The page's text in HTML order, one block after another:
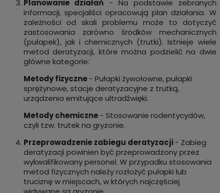
Planowanie działań - Na podstawie zebranych
informacji, specjaliści opracowują plan działania. W
zależności od skali problemu może to dotyczyć
zastosowania zarówno środków mechanicznych
(pułapek), jak i chemicznych (trutki). Istnieje wiele
metod deratyzacji, które można podzielić na dwie
główne kategorie:
Metody fizyczne- Pułapki żywołowne, pułapki
sprężynowe, stacje deratyzacyjne z trutką,
urządzenia emitujące ultradźwięki.
Metody chemiczne- Stosowanie rodentycydów,
czyli tzw. trutek na gryzonie.
Przeprowadzenie zabiegu deratyzacji- Zabieg
deratyzacji powinien być przeprowadzony przez
wykwalifikowany personel. W przypadku stosowania
metod fizycznych należy rozłożyć pułapki lub
truciznę w miejscach, w których najczęściej